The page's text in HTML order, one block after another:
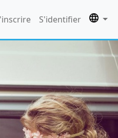
S'identifier